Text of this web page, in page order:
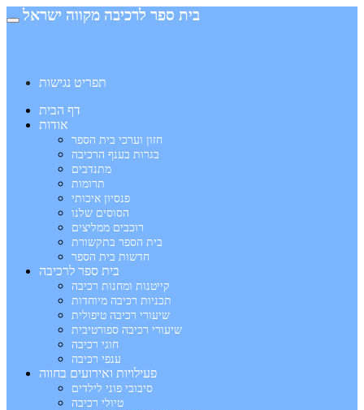
בית ספר לרכיבה מקווה ישראל
תפריט נגישות
דף הבית
אודות
חזון וערכי בית הספר
בגרות בענף הרכיבה
מתנדבים
תרומות
פנסיון איכותי
הסוסים שלנו
רוכבים ממליצים
בית הספר בתקשורת
חדשות בית הספר
בית ספר לרכיבה
קייטנות ומחנות רכיבה
תכניות רכיבה מיוחדות
שיעורי רכיבה טיפולית
שיעורי רכיבה ספורטיבית
חוגי רכיבה
ענפי רכיבה
פעילויות ואירועים בחווה
סיבובי פוני לילדים
טיולי רכיבה